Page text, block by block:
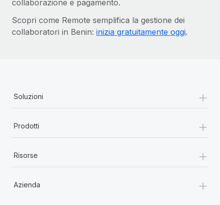
collaborazione e pagamento.
Scopri come Remote semplifica la gestione dei
collaboratori in Benin: inizia gratuitamente oggi.
Soluzioni +
Prodotti +
Risorse +
Azienda +